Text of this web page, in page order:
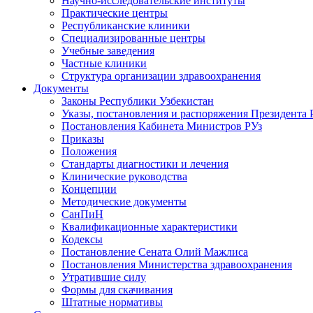
Практические центры
Республиканские клиники
Специализированные центры
Учебные заведения
Частные клиники
Структура организации здравоохранения
Документы
Законы Республики Узбекистан
Указы, постановления и распоряжения Президента
Постановления Кабинета Министров РУз
Приказы
Положения
Стандарты диагностики и лечения
Клинические руководства
Концепции
Методические документы
СанПиН
Квалификационные характеристики
Кодексы
Постановление Сената Олий Мажлиса
Постановления Министерства здравоохранения
Утратившие силу
Формы для скачивания
Штатные нормативы